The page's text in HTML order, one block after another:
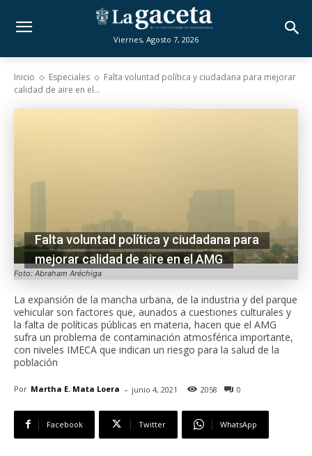
Viernes, Agosto 7, 2026
Inicio Especiales
Falta voluntad política y ciudadana para mejorar
calidad de aire en el...
Foto: Abraham Aréchiga
Falta voluntad política y ciudadana para
mejorar calidad de aire en el AMG
La expansión de la mancha urbana, de la industria y del parque
vehicular son factores que, aunados a cuestiones culturales y
la falta de políticas públicas en materia, hacen que el AMG
sufra un problema de contaminación atmosférica importante,
con niveles IMECA que indican un riesgo para la salud de la
población
Por Martha E. Mata Loera - junio 4, 2021 2058 0
Facebook Twitter WhatsApp